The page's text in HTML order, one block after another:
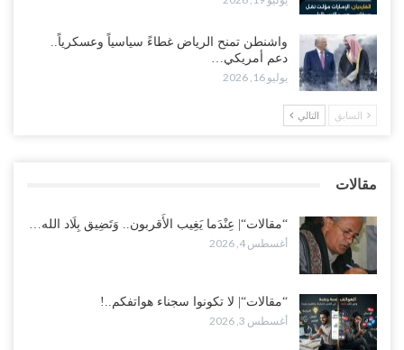
مع تصاعد الخلافات داخل “الرئاسي”.. أعضاء المجلس ينقلبون على
أغسطس 3, 2026
العطش وغياب الغاز يفاقمان مأساة الأهالي بعدن.. مدينة تغرق في دوامة
الانهيار الخدمي..!
أغسطس 3, 2026
واشنطن تمنح الرياض غطاءً سياسياً وعسكرياً..
دعم أمريكي…
يوليو 16, 2026
السابق التالي
مقالات
“مقالات“| عِنْدَما يَغِيب الأَقربون.. وَتَضِيق بِلَاد الله…
أغسطس 4, 2026
“مقالات“| لا تكونوا سجناء هواتفكم..!
أغسطس 3, 2026